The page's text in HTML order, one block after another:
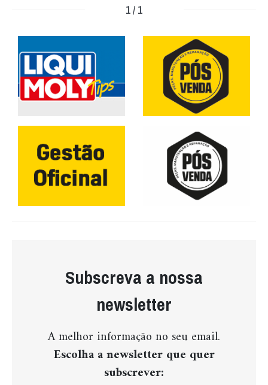
1 / 1
Subscreva a nossa
newsletter
A melhor informação no seu email.
Escolha a newsletter que quer
subscrever: